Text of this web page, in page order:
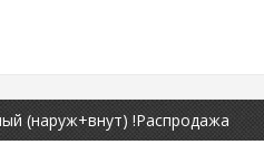
(наруж+внут) !Распродажа